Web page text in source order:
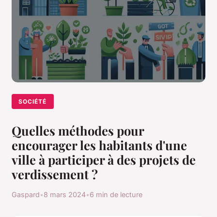
SOCIÉTÉ
Quelles méthodes pour
encourager les habitants d'une
ville à participer à des projets de
verdissement ?
Gaspard•8 mars 2024•6 min de lecture